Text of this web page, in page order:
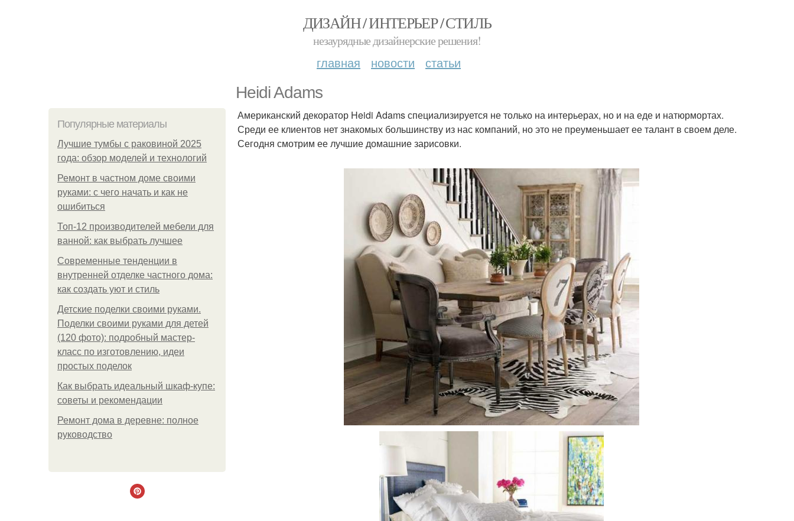
ДИЗАЙН / ИНТЕРЬЕР / СТИЛЬ
незаурядные дизайнерские решения!
главная новости статьи
Heidi Adams
Популярные материалы
Лучшие тумбы с раковиной 2025
года: обзор моделей и технологий
Ремонт в частном доме своими
руками: с чего начать и как не
ошибиться
Топ-12 производителей мебели для
ванной: как выбрать лучшее
Современные тенденции в
внутренней отделке частного дома:
как создать уют и стиль
Детские поделки своими руками.
Поделки своими руками для детей
(120 фото): подробный мастер-
класс по изготовлению, идеи
простых поделок
Как выбрать идеальный шкаф-купе:
советы и рекомендации
Ремонт дома в деревне: полное
руководство
Американский декоратор Heidi Adams специализируется не только на интерьерах, но и на еде и натюрмортах.
Среди ее клиентов нет знакомых большинству из нас компаний, но это не преуменьшает ее талант в своем деле.
Сегодня смотрим ее лучшие домашние зарисовки.